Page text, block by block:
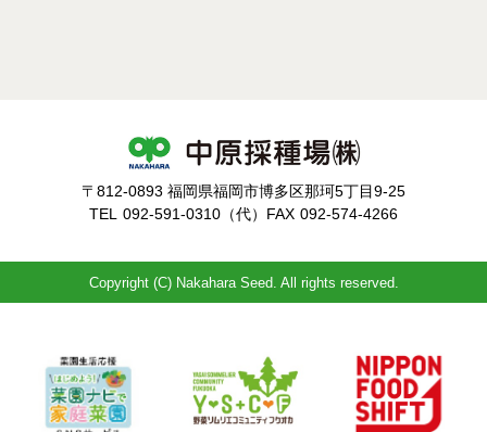
〒812-0893 福岡県福岡市博多区那珂5丁目9-25
TEL
092-591-0310（代） FAX 092-574-4266
Copyright (C) Nakahara Seed. All rights reserved.